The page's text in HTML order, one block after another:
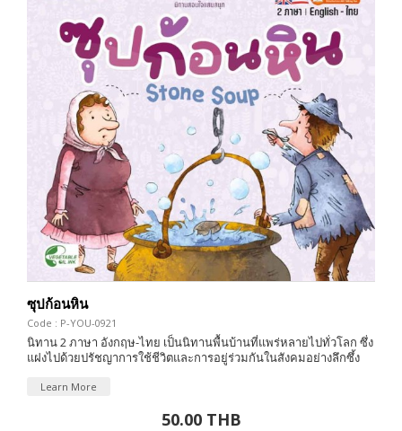
ซุปก้อนหิน
Code : P-YOU-0921
นิทาน 2 ภาษา อังกฤษ-ไทย เป็นนิทานพื้นบ้านที่แพร่หลายไปทั่วโลก ซึ่ง
แฝงไปด้วยปรัชญาการใช้ชีวิตและการอยู่ร่วมกันในสังคมอย่างลึกซึ้ง
Learn More
50.00 THB